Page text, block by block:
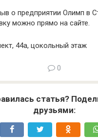
о предприятии Олимп в
можно прямо на сайте.
44а, цокольный этаж
0
статья?
друзьями: